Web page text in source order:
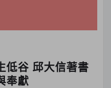
低谷 邱大信著書
奉獻